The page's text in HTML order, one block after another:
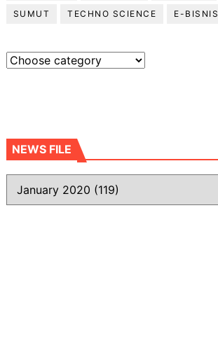
SUMUT TECHNO SCIENCE E-BISNIS
NEWS FILE